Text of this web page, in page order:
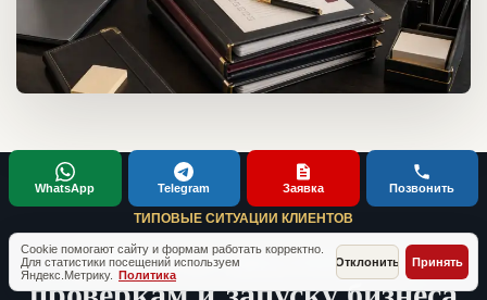
ТИПОВЫЕ СИТУАЦИИ КЛИЕНТОВ
Кейсы по документам,
Cookie помогают сайту и формам работать корректно.
Для статистики посещений используем
Яндекс.Метрику. Политика
Отклонить Принять
WhatsApp Telegram Заявка Позвонить